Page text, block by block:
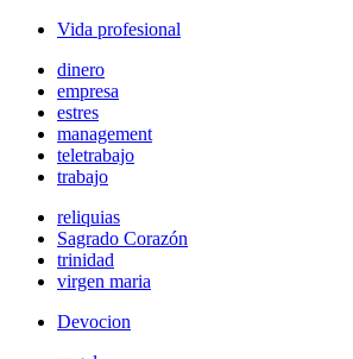
Vida profesional
dinero
empresa
estres
management
teletrabajo
trabajo
reliquias
Sagrado Corazón
trinidad
virgen maria
Devocion